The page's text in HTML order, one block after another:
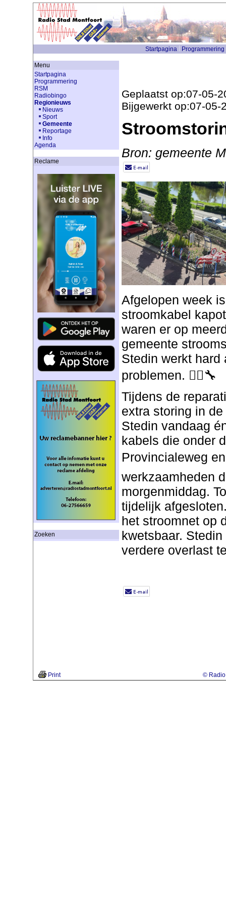
Startpagina Programmering
Menu
Startpagina
Programmering
RSM
Radiobingo
Regionieuws
Nieuws
Sport
Gemeente
Reportage
Info
Agenda
Reclame
Zoeken
Geplaatst op:07-05-
Bijgewerkt op:07-05-
Bron: gemeente
Afgelopen week
stroomkabel
waren er op
gemeente
Stedin werkt hard
problemen. 👷‍♂️🔧
Tijdens de
extra storing in
Stedin vandaag
kabels die onder
Provincialeweg
werkzaamheden
morgenmiddag.
tijdelijk
het stroomnet op
kwetsbaar.
verdere overlast
Print © Radio